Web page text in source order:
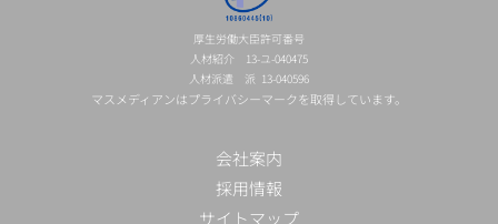
厚生労働大臣許可番号
人材紹介 13-ユ-040475
人材派遣 派 13-040596
マスメディアンはプライバシーマークを取得しています。
会社案内
採用情報
サイトマップ